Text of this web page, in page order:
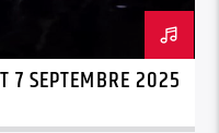
7 SEPTEMBRE 2025